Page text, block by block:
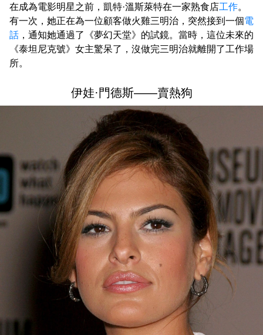
在成為電影明星之前，凱特·溫斯萊特在一家熟食店工作。
有一次，她正在為一位顧客做火雞三明治，突然接到一個電
話 ，通知她通過了《夢幻天堂》的試鏡。當時，這位未來的
《泰坦尼克號》女主驚呆了，沒做完三明治就離開了工作場
所。
伊娃·門德斯——賣熱狗